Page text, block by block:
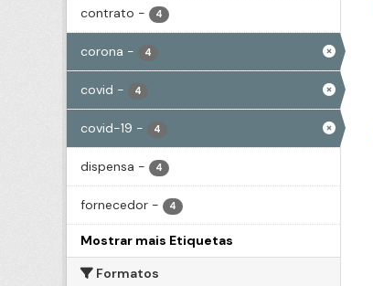
contrato - 4
corona - 4
covid - 4
covid-19 - 4
dispensa - 4
fornecedor - 4
Mostrar mais Etiquetas
Formatos